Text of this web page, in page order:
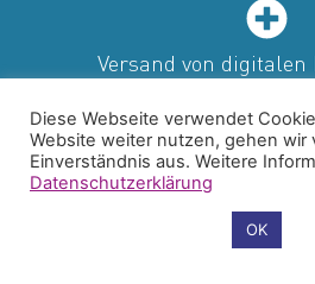
Versand von digitalen
Diese Webseite verwendet
Website weiter nutzen, gehen wir
Einverständnis aus. Weitere
Datenschutzerklärung
OK